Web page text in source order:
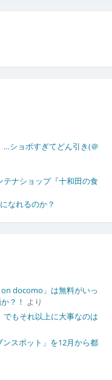
…ショボすぎてどん引き(＠
ナショップ『十和田の食
なれるのか？
docomo」は無料がいっ
？！ より
もそれ以上に大事なのは
スポット」を12月から都